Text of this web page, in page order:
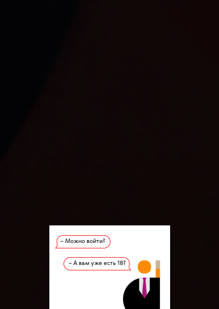
– Можно войти?
– А вам уже есть 18?